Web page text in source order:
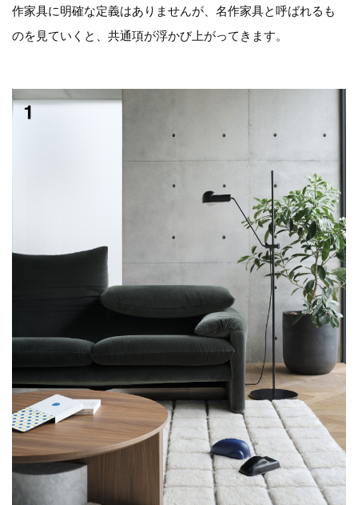
作家具に明確な定義はありませんが、名作家具と呼ばれるも
のを見ていくと、共通項が浮かび上がってきます。